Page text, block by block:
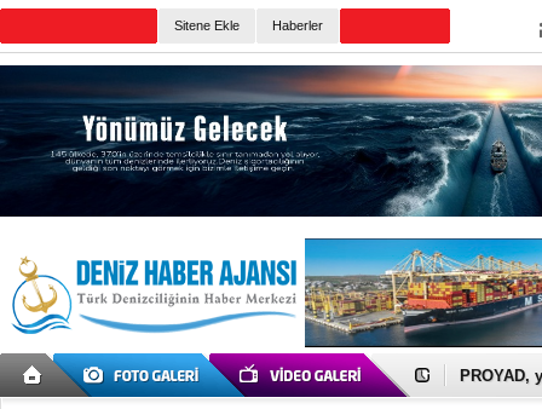
Sitene Ekle Haberler
İTU AUV,
PROYAD,
Türkiye-